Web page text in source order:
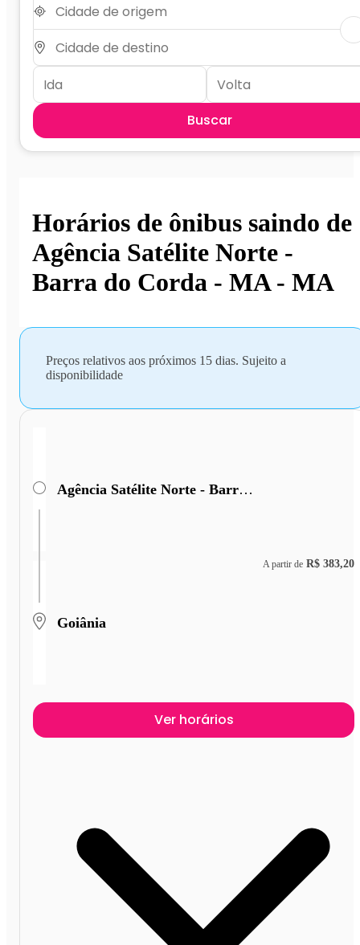
Buscar
Horários de ônibus saindo de
Agência Satélite Norte -
Barra do Corda - MA - MA
Preços relativos aos próximos 15 dias. Sujeito a
disponibilidade
Agência Satélite Norte - Barra do Corda - MA
Goiânia
A partir de R$ 383,20
Ver horários